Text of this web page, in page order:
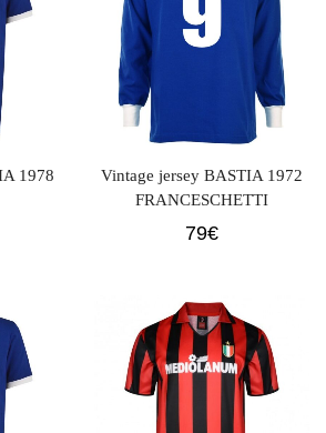
1978
Vintage jersey BASTIA 1972
FRANCESCHETTI
79€